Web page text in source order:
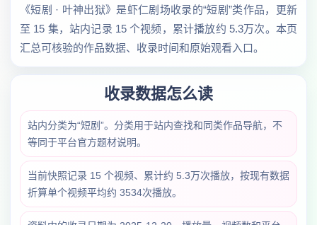
《短剧 · 叶神出狱》是虾仁剧场收录的“短剧”类作品，更新
至 15 集，站内记录 15 个视频，累计播放约 5.3万次。本页
汇总可核验的作品数据、收录时间和原始观看入口。
收录数据怎么读
站内分类为“短剧”。分类用于站内查找和同类作品导航，不
等同于平台官方题材说明。
当前快照记录 15 个视频、累计约 5.3万次播放，按现有数据
折算单个视频平均约 3534次播放。